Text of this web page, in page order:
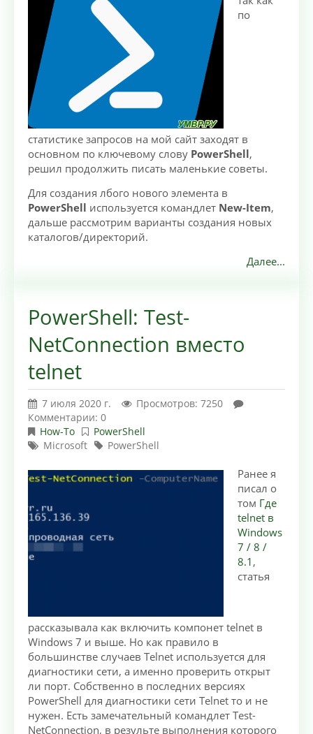
по
статистике запросов на мой сайт заходят в
основном по ключевому слову PowerShell,
решил продолжить писать маленькие советы.
Для создания лбого нового элемента в
PowerShell используется командлет New-Item,
дальше рассмотрим варианты создания новых
каталогов/директорий.
Далее...
PowerShell: Test-
NetConnection вместо
telnet
7 июля 2020 г.
Просмотров: 7250
Комментарии: 0
How-To
PowerShell
Microsoft
PowerShell
Ранее я
писал о
том Где
telnet в
Windows
7 / 8 /
8.1 ,
статья
рассказывала как включить компонет telnet в
Windows 7 и выше. Но как правило в
большинстве случаев Telnet используется для
диагностики сети, а именно проверить открыт
ли порт. Собственно в последних версиях
PowerShell для диагностики сети Telnet то и не
нужен. Есть замечательный командлет Test-
NetConnection, в результе выполнения которого